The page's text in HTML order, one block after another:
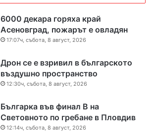
6000 декара горяха край
Асеновград, пожарът е овладян
17:07ч, събота, 8 август, 2026
Дрон се е взривил в българското
въздушно пространство
12:30ч, събота, 8 август, 2026
Българка във финал B на
Световното по гребане в Пловдив
12:14ч, събота, 8 август, 2026